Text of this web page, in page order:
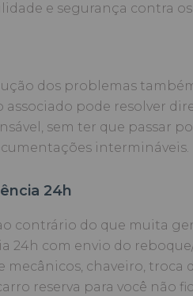
e segurança contra
dos problemas
associado pode resolver
sem ter que passar
intermináveis.
24h
contrário do que muita
24h com envio do
mecânicos, chaveiro, troca
reserva para você não